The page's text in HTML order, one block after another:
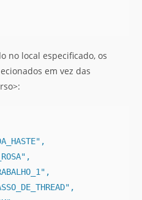
no local especificado, os
em vez das